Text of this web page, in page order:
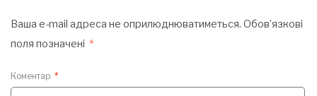
Ваша e-mail адреса не оприлюднюватиметься. Обов’язкові
поля позначені *
Коментар *